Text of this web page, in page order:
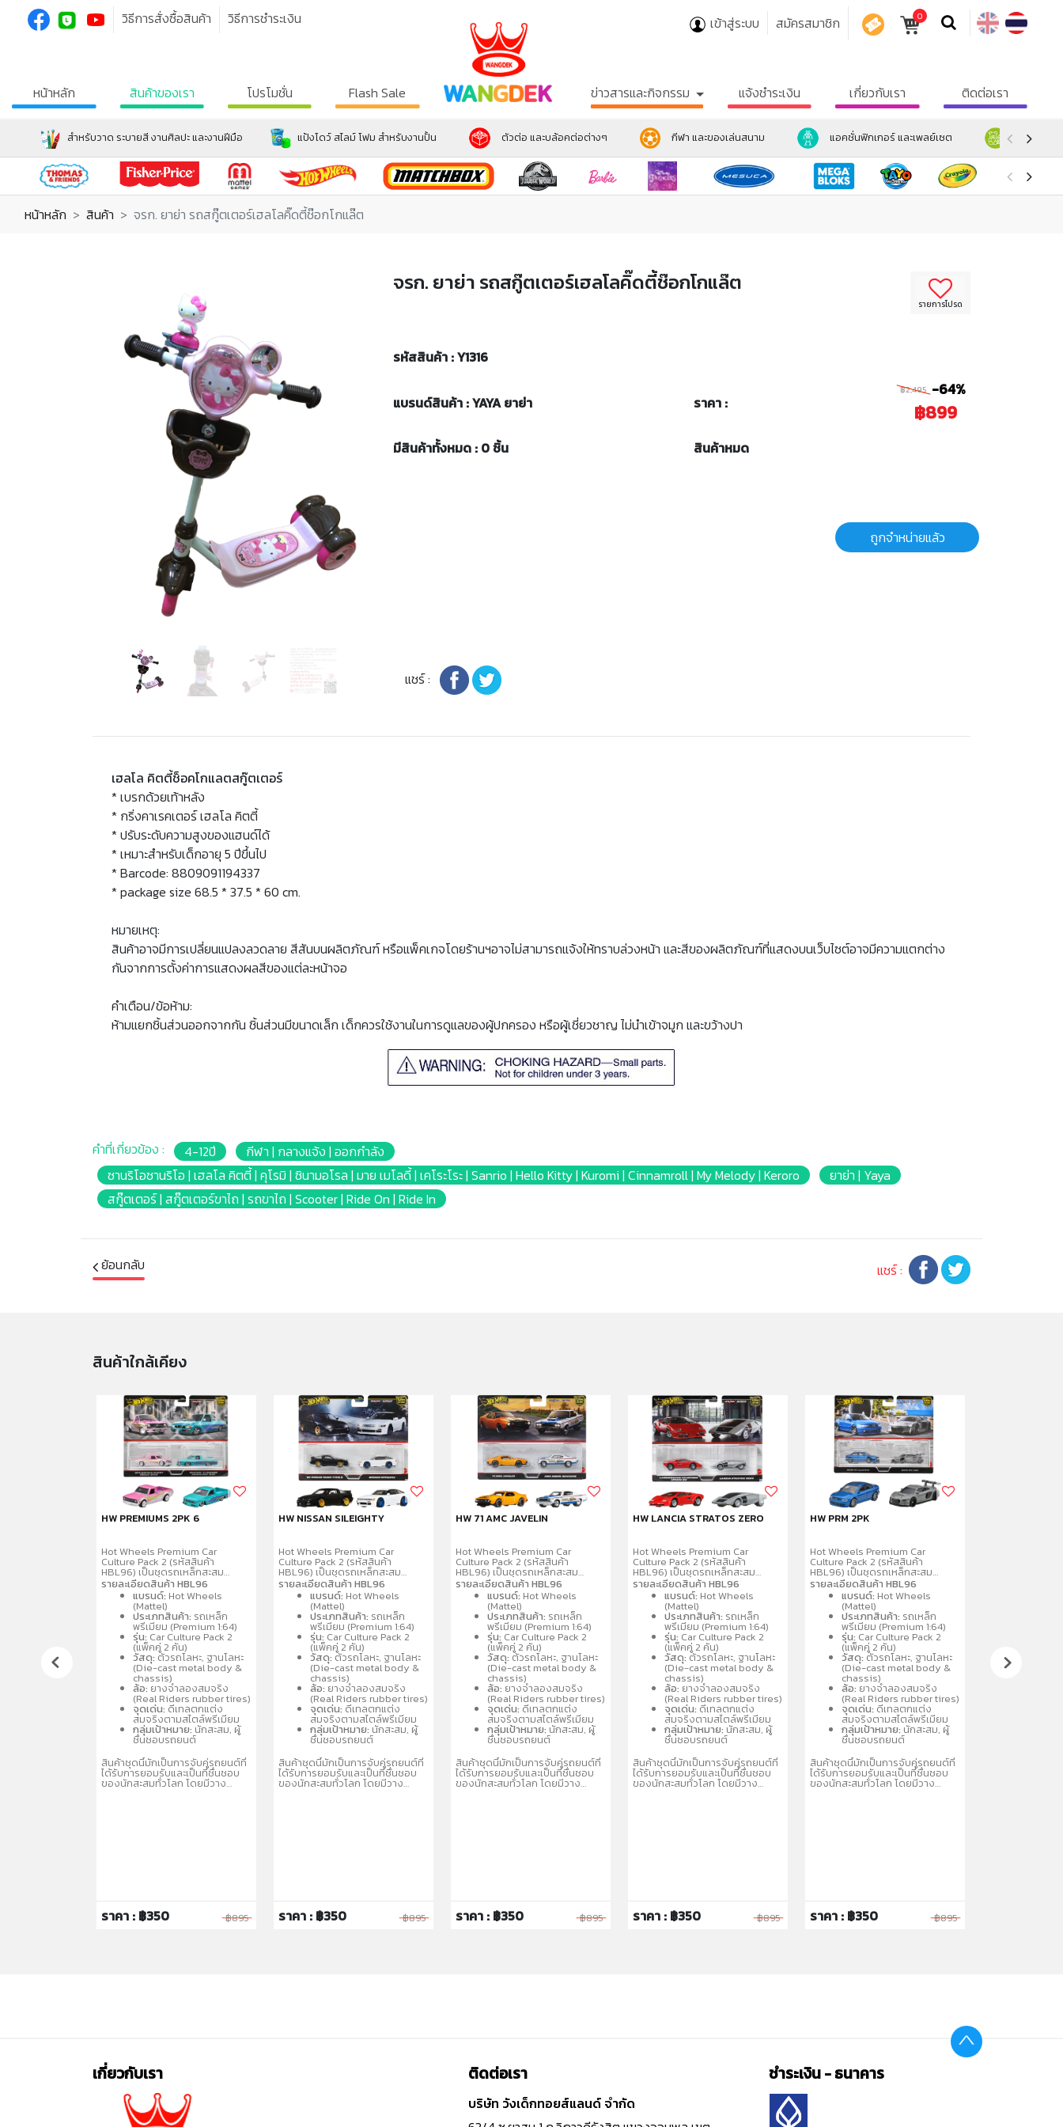
วิธีการสั่งซื้อสินค้า วิธีการชำระเงิน เข้าสู่ระบบ สมัครสมาชิก 0
หน้าหลัก สินค้าของเรา โปรโมชั่น Flash Sale ข่าวสารและกิจกรรม แจ้งชำระเงิน เกี่ยวกับเรา ติดต่อเรา
สำหรับวาด ระบายสี งานศิลปะ และงานฝีมือ แป้งโดว์ สไลม์ โฟม สำหรับงานปั้น ตัวต่อ และบล้อคต่อต่างๆ กีฬา และของเล่นสนาม แอคชั่นฟิกเกอร์ และเพลย์เซต ตุ๊กตา แล
หน้าหลัก สินค้า จรก. ยาย่า รถสกู๊ตเตอร์เฮลโลคิ๊ดตี้ช๊อกโกแล๊ต
รายการโปรด
จรก. ยาย่า รถสกู๊ตเตอร์เฮลโลคิ๊ดตี้ช๊อกโกแล๊ต
รหัสสินค้า : Y1316
แบรนด์สินค้า : YAYA ยาย่า ราคา :
฿2,495 -64%
฿899
มีสินค้าทั้งหมด : 0 ชิ้น สินค้าหมด
ถูกจำหน่ายแล้ว
แชร์ :
เฮลโล คิตตี้ช็อคโกแลตสกู๊ตเตอร์
* เบรกด้วยเท้าหลัง
* กริ่งคาเรคเตอร์ เฮลโล คิตตี้
* ปรับระดับความสูงของแฮนด์ได้
* เหมาะสำหรับเด็กอายุ 5 ปีขึ้นไป
* Barcode: 8809091194337
* package size 68.5 * 37.5 * 60 cm.
หมายเหตุ:
สินค้าอาจมีการเปลี่ยนแปลงลวดลาย สีสันบนผลิตภัณฑ์ หรือแพ็คเกจโดยร้านฯอาจไม่สามารถแจ้งให้ทราบล่วงหน้า และสีของผลิตภัณฑ์ที่แสดงบนเว็บไซต์อาจมีความแตกต่าง
กันจากการตั้งค่าการแสดงผลสีของแต่ละหน้าจอ
คำเตือน/ข้อห้าม:
ห้ามแยกชิ้นส่วนออกจากกัน ชิ้นส่วนมีขนาดเล็ก เด็กควรใช้งานในการดูแลของผู้ปกครอง หรือผู้เชี่ยวชาญ ไม่นำเข้าจมูก และขว้างปา
คำที่เกี่ยวข้อง : 4-12ปี
กีฬา | กลางแจ้ง | ออกกำลัง
ซานริโอซานริโอ | เฮลโล คิตตี้ | คุโรมิ | ซินามอโรล | มาย เมโลดี้ | เคโระโระ | Sanrio | Hello Kitty | Kuromi | Cinnamroll | My Melody | Keroro
ยาย่า | Yaya
สกู๊ตเตอร์ | สกู๊ตเตอร์ขาไถ | รถขาไถ | Scooter | Ride On | Ride In
ย้อนกลับ แชร์ :
สินค้าใกล้เคียง
HW PREMIUMS 2PK 6
Hot Wheels Premium Car
Culture Pack 2 (รหัสสินค้า
HBL96) เป็นชุดรถเหล็กสะสม
พรีเมียมขนาด 1:64 จำนวน 2 คันต่อ
แพ็ค โดดเด่นด้วยรายละเอียด
สมจริง ล้อจำลองยางจริง ตัวรถ
และฐานผลิตจากโลหะ
(Metal/Metal) คละแบบรถสปอร์ต
และรถแข่งที่เป็นที่นิยม เช่น
Porsche, Audi, Nissan เหมาะ
สำหรับนักสะสมอายุ 3 ปีขึ้นไป
รายละเอียดสินค้า HBL96
แบรนด์: Hot Wheels
(Mattel)
ประเภทสินค้า: รถเหล็ก
พรีเมียม (Premium 1:64)
รุ่น: Car Culture Pack 2
(แพ็คคู่ 2 คัน)
วัสดุ: ตัวรถโลหะ, ฐานโลหะ
(Die-cast metal body &
chassis)
ล้อ: ยางจำลองสมจริง
(Real Riders rubber tires)
จุดเด่น: ดีเทลตกแต่ง
สมจริงตามสไตล์พรีเมียม
กลุ่มเป้าหมาย: นักสะสม, ผู้
ชื่นชอบรถยนต์
สินค้าชุดนี้มักเป็นการจับคู่รถยนต์ที่
ได้รับการยอมรับและเป็นที่ชื่นชอบ
ของนักสะสมทั่วโลก โดยมีวาง
ราคา : ฿350 ฿895
HW NISSAN SILEIGHTY
Hot Wheels Premium Car
Culture Pack 2 (รหัสสินค้า
HBL96) เป็นชุดรถเหล็กสะสม
พรีเมียมขนาด 1:64 จำนวน 2 คันต่อ
แพ็ค โดดเด่นด้วยรายละเอียด
สมจริง ล้อจำลองยางจริง ตัวรถ
และฐานผลิตจากโลหะ
(Metal/Metal) คละแบบรถสปอร์ต
และรถแข่งที่เป็นที่นิยม เช่น
Porsche, Audi, Nissan เหมาะ
สำหรับนักสะสมอายุ 3 ปีขึ้นไป
รายละเอียดสินค้า HBL96
แบรนด์: Hot Wheels
(Mattel)
ประเภทสินค้า: รถเหล็ก
พรีเมียม (Premium 1:64)
รุ่น: Car Culture Pack 2
(แพ็คคู่ 2 คัน)
วัสดุ: ตัวรถโลหะ, ฐานโลหะ
(Die-cast metal body &
chassis)
ล้อ: ยางจำลองสมจริง
(Real Riders rubber tires)
จุดเด่น: ดีเทลตกแต่ง
สมจริงตามสไตล์พรีเมียม
กลุ่มเป้าหมาย: นักสะสม, ผู้
ชื่นชอบรถยนต์
สินค้าชุดนี้มักเป็นการจับคู่รถยนต์ที่
ได้รับการยอมรับและเป็นที่ชื่นชอบ
ของนักสะสมทั่วโลก โดยมีวาง
ราคา : ฿350 ฿895
HW 71 AMC JAVELIN
Hot Wheels Premium Car
Culture Pack 2 (รหัสสินค้า
HBL96) เป็นชุดรถเหล็กสะสม
พรีเมียมขนาด 1:64 จำนวน 2 คันต่อ
แพ็ค โดดเด่นด้วยรายละเอียด
สมจริง ล้อจำลองยางจริง ตัวรถ
และฐานผลิตจากโลหะ
(Metal/Metal) คละแบบรถสปอร์ต
และรถแข่งที่เป็นที่นิยม เช่น
Porsche, Audi, Nissan เหมาะ
สำหรับนักสะสมอายุ 3 ปีขึ้นไป
รายละเอียดสินค้า HBL96
แบรนด์: Hot Wheels
(Mattel)
ประเภทสินค้า: รถเหล็ก
พรีเมียม (Premium 1:64)
รุ่น: Car Culture Pack 2
(แพ็คคู่ 2 คัน)
วัสดุ: ตัวรถโลหะ, ฐานโลหะ
(Die-cast metal body &
chassis)
ล้อ: ยางจำลองสมจริง
(Real Riders rubber tires)
จุดเด่น: ดีเทลตกแต่ง
สมจริงตามสไตล์พรีเมียม
กลุ่มเป้าหมาย: นักสะสม, ผู้
ชื่นชอบรถยนต์
สินค้าชุดนี้มักเป็นการจับคู่รถยนต์ที่
ได้รับการยอมรับและเป็นที่ชื่นชอบ
ของนักสะสมทั่วโลก โดยมีวาง
ราคา : ฿350 ฿895
HW LANCIA STRATOS ZERO
Hot Wheels Premium Car
Culture Pack 2 (รหัสสินค้า
HBL96) เป็นชุดรถเหล็กสะสม
พรีเมียมขนาด 1:64 จำนวน 2 คันต่อ
แพ็ค โดดเด่นด้วยรายละเอียด
สมจริง ล้อจำลองยางจริง ตัวรถ
และฐานผลิตจากโลหะ
(Metal/Metal) คละแบบรถสปอร์ต
และรถแข่งที่เป็นที่นิยม เช่น
Porsche, Audi, Nissan เหมาะ
สำหรับนักสะสมอายุ 3 ปีขึ้นไป
รายละเอียดสินค้า HBL96
แบรนด์: Hot Wheels
(Mattel)
ประเภทสินค้า: รถเหล็ก
พรีเมียม (Premium 1:64)
รุ่น: Car Culture Pack 2
(แพ็คคู่ 2 คัน)
วัสดุ: ตัวรถโลหะ, ฐานโลหะ
(Die-cast metal body &
chassis)
ล้อ: ยางจำลองสมจริง
(Real Riders rubber tires)
จุดเด่น: ดีเทลตกแต่ง
สมจริงตามสไตล์พรีเมียม
กลุ่มเป้าหมาย: นักสะสม, ผู้
ชื่นชอบรถยนต์
สินค้าชุดนี้มักเป็นการจับคู่รถยนต์ที่
ได้รับการยอมรับและเป็นที่ชื่นชอบ
ของนักสะสมทั่วโลก โดยมีวาง
ราคา : ฿350 ฿895
HW PRM 2PK
Hot Wheels Premium Car
Culture Pack 2 (รหัสสินค้า
HBL96) เป็นชุดรถเหล็กสะสม
พรีเมียมขนาด 1:64 จำนวน 2 คันต่อ
แพ็ค โดดเด่นด้วยรายละเอียด
สมจริง ล้อจำลองยางจริง ตัวรถ
และฐานผลิตจากโลหะ
(Metal/Metal) คละแบบรถสปอร์ต
และรถแข่งที่เป็นที่นิยม เช่น
Porsche, Audi, Nissan เหมาะ
สำหรับนักสะสมอายุ 3 ปีขึ้นไป
รายละเอียดสินค้า HBL96
แบรนด์: Hot Wheels
(Mattel)
ประเภทสินค้า: รถเหล็ก
พรีเมียม (Premium 1:64)
รุ่น: Car Culture Pack 2
(แพ็คคู่ 2 คัน)
วัสดุ: ตัวรถโลหะ, ฐานโลหะ
(Die-cast metal body &
chassis)
ล้อ: ยางจำลองสมจริง
(Real Riders rubber tires)
จุดเด่น: ดีเทลตกแต่ง
สมจริงตามสไตล์พรีเมียม
กลุ่มเป้าหมาย: นักสะสม, ผู้
ชื่นชอบรถยนต์
สินค้าชุดนี้มักเป็นการจับคู่รถยนต์ที่
ได้รับการยอมรับและเป็นที่ชื่นชอบ
ของนักสะสมทั่วโลก โดยมีวาง
ราคา : ฿350 ฿895
สินค้า: Hot
Culture
เกี่ยวกับเรา ติดต่อเรา
บริษัท วังเด็กทอยส์แลนด์ จำกัด
ชำระเงิน - ธนาคาร